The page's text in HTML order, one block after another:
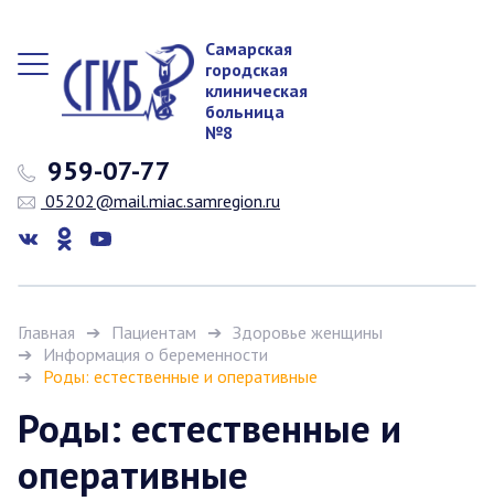
Самарская
городская
клиническая
больница
№8
959-07-77
05202@mail.miac.samregion.ru
Главная Пациентам
Здоровье женщины
Информация о беременности
Роды: естественные и оперативные
Роды: естественные и
оперативные